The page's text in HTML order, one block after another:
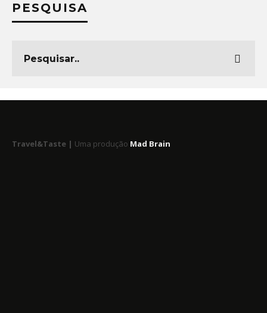
PESQUISA
Travel&Taste | Uma produção Mad Brain